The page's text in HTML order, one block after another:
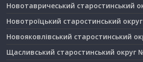
Новотавричеський старостинський
Новотроїцький старостинський
Новояковлівський старостинський
Щасливський старостинський округ